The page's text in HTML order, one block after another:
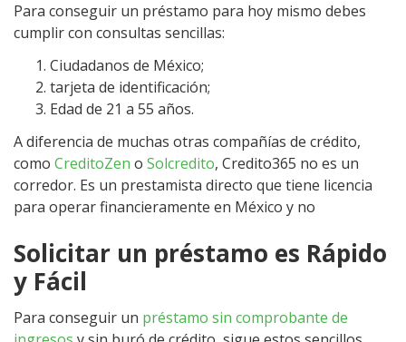
Para conseguir un préstamo para hoy mismo debes
cumplir con consultas sencillas:
Ciudadanos de México;
tarjeta de identificación;
Edad de 21 a 55 años.
A diferencia de muchas otras compañías de crédito,
como CreditoZen o Solcredito, Credito365 no es un
corredor. Es un prestamista directo que tiene licencia
para operar financieramente en México y no
Solicitar un préstamo es Rápido
y Fácil
Para conseguir un préstamo sin comprobante de